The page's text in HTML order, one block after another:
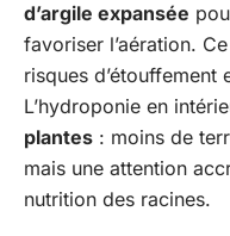
d’argile expansée
favoriser l’aération.
risques d’étouffement
L’hydroponie en
plantes : moins de
mais une attention
nutrition des racines.